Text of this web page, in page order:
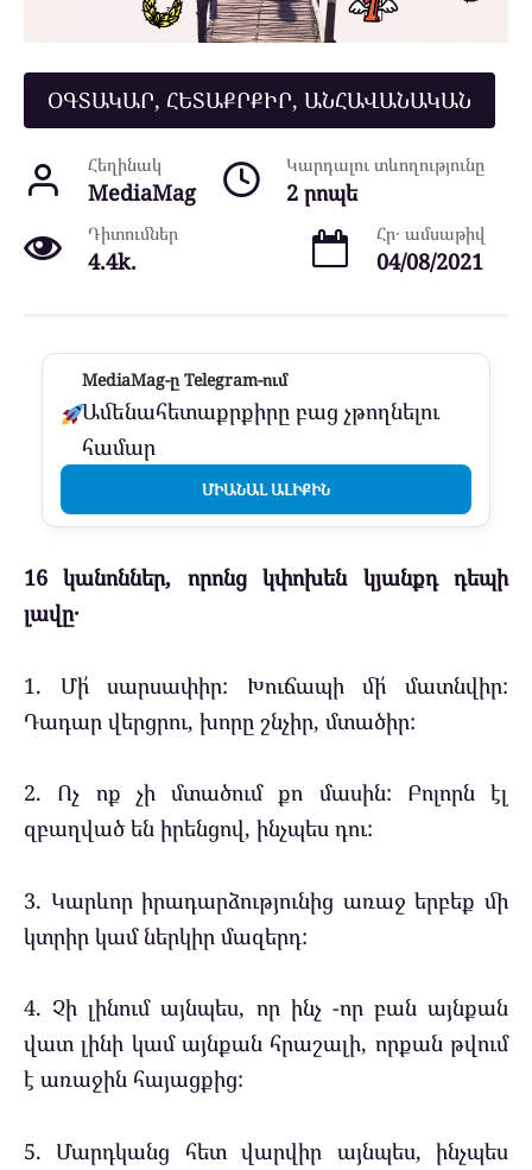
ՕԳՏԱԿԱՐ, ՀԵՏԱՔՐՔԻՐ, ԱՆՀԱՎԱՆԱԿԱՆ
Հեղինակ
MediaMag
Կարդալու տևողությունը
2 րոպե
Դիտումներ
4.4k.
Հր․ ամսաթիվ
04/08/2021
MediaMag-ը Telegram-ում
Ամենահետաքրքիրը բաց չթողնելու
համար
ՄԻԱՆԱԼ ԱԼԻՔԻՆ
16 կանոններ, որոնց կփոխեն կյանքդ դեպի
լավը․
1. Մի՛ սարսափիր: Խուճապի մի՛ մատնվիր:
Դադար վերցրու, խորը շնչիր, մտածիր:
2. Ոչ ոք չի մտածում քո մասին: Բոլորն էլ
զբաղված են իրենցով, ինչպես դու:
3. Կարևոր իրադարձությունից առաջ երբեք մի
կտրիր կամ ներկիր մազերդ:
4. Չի լինում այնպես, որ ինչ -որ բան այնքան
վատ լինի կամ այնքան հրաշալի, որքան թվում
է առաջին հայացքից:
5. Մարդկանց հետ վարվիր այնպես, ինչպես